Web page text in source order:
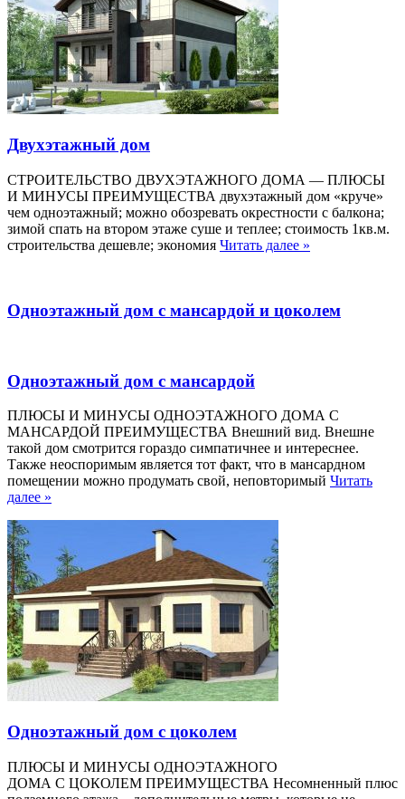
Двухэтажный дом
СТРОИТЕЛЬСТВО ДВУХЭТАЖНОГО ДОМА — ПЛЮСЫ
И МИНУСЫ ПРЕИМУЩЕСТВА двухэтажный дом «круче»
чем одноэтажный; можно обозревать окрестности с балкона;
зимой спать на втором этаже суше и теплее; стоимость 1кв.м.
строительства дешевле; экономия Читать далее »
Одноэтажный дом с мансардой и цоколем
Одноэтажный дом с мансардой
ПЛЮСЫ И МИНУСЫ ОДНОЭТАЖНОГО ДОМА C
МАНСАРДОЙ ПРЕИМУЩЕСТВА Внешний вид. Внешне
такой дом смотрится гораздо симпатичнее и интереснее.
Также неоспоримым является тот факт, что в мансардном
помещении можно продумать свой, неповторимый Читать
далее »
Одноэтажный дом с цоколем
ПЛЮСЫ И МИНУСЫ ОДНОЭТАЖНОГО
ДОМА C ЦОКОЛЕМ ПРЕИМУЩЕСТВА Несомненный плюс